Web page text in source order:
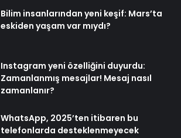
Bilim insanlarından yeni keşif: Mars’ta
eskiden yaşam var mıydı?
Instagram yeni özelliğini duyurdu:
Zamanlanmış mesajlar! Mesaj nasıl
zamanlanır?
WhatsApp, 2025’ten itibaren bu
telefonlarda desteklenmeyecek